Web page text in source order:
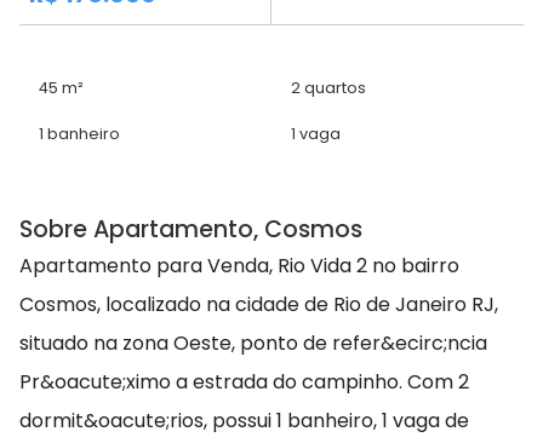
45 m² 2 quartos
1 banheiro 1 vaga
Sobre Apartamento, Cosmos
Apartamento para Venda, Rio Vida 2 no bairro
Cosmos, localizado na cidade de Rio de Janeiro RJ,
situado na zona Oeste, ponto de refer&ecirc;ncia
Pr&oacute;ximo a estrada do campinho. Com 2
dormit&oacute;rios, possui 1 banheiro, 1 vaga de